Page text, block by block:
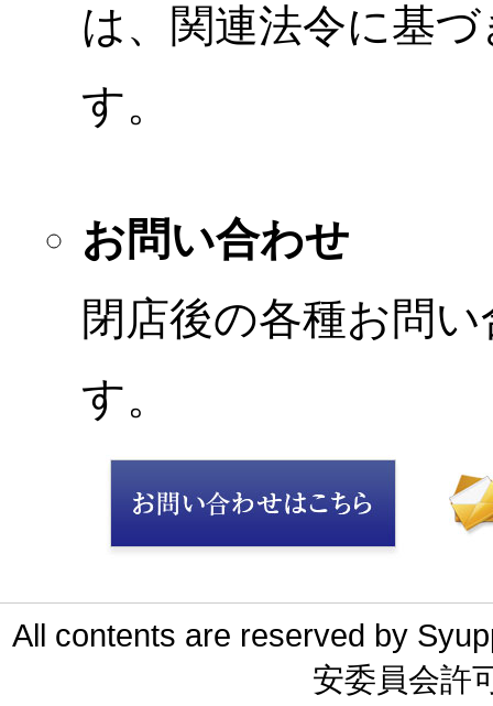
は、関連法令に基
す。
お問い合わせ
閉店後の各種お問
す。
All contents are reserved by
安委員会許